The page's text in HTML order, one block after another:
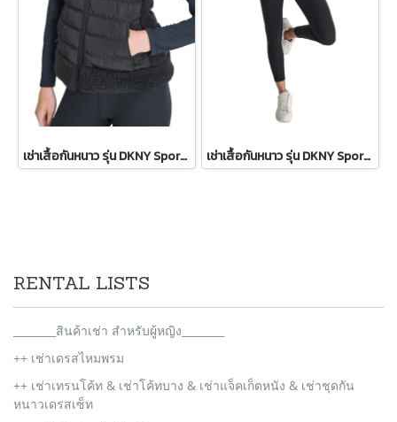
เช่าเสื้อกันหนาว รุ่น DKNY Sport Sherpa-Trim Puffer Vest WINTERCLOTHFA0297 เช่าเสื้อกันหนาว รุ่น DKNY Sport Sherpa-Trim Puffer Vest - Ivory WINTERCLOTHFA0151
RENTAL LISTS
________สินค้าเช่า สำหรับผู้หญิง________
++ เช่าเดรสไหมพรม
++ เช่าเทรนโค้ท & เช่าโค้ทบาง & เช่าแจ็คเก็ตหนัง & เช่าชุดกัน
หนาวเดรสเซ็ท